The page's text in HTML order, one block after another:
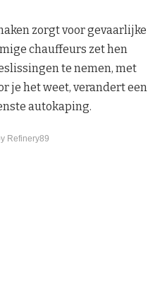
zorgt voor gevaarlijke
chauffeurs zet hen
te nemen, met
je het weet, verandert een
autokaping.
Refinery89